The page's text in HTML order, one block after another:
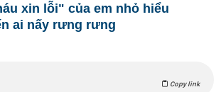
xin lỗi" của em nhỏ hiểu
ai nấy rưng rưng
Copy link